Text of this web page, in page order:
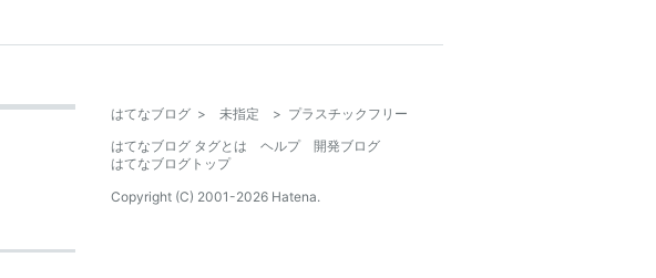
はてなブログ > 未指定 > プラスチックフリー
はてなブログ タグとは
ヘルプ
開発ブログ
はてなブログトップ
Copyright (C) 2001-2026 Hatena.